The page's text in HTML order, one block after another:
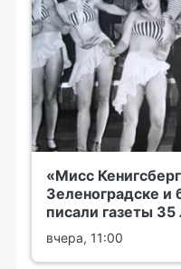
«Мисс
Зеленоградске и
писали газеты 35
вчера, 11:00